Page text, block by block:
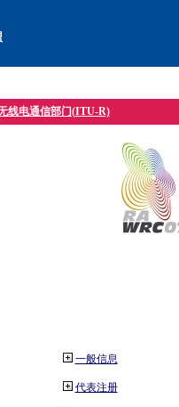
线电通信部门(ITU-R)
一般信息
代表注册